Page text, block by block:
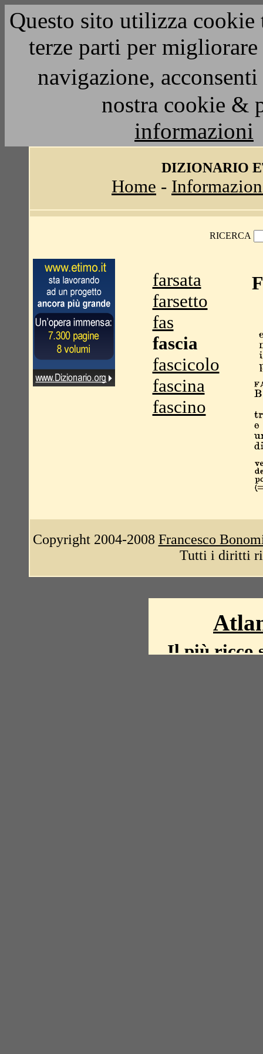
Questo sito utilizza
terze parti per
navigazione,
nostra cookie &
informazioni
DIZIONARIO
Home -
RICERCA
farsata
farsetto
fas
fascia
fascicolo
fascina
fascino
Copyright 2004-2008 Francesco
Tutti i diritti
Il più ricco